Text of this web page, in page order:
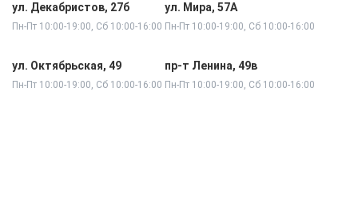
ул. Декабристов, 27б
Пн-Пт 10:00-19:00, Сб 10:00-16:00
ул. Мира, 57А
Пн-Пт 10:00-19:00, Сб 10:00-16:00
ул. Октябрьская, 49
Пн-Пт 10:00-19:00, Сб 10:00-16:00
пр-т Ленина, 49в
Пн-Пт 10:00-19:00, Сб 10:00-16:00